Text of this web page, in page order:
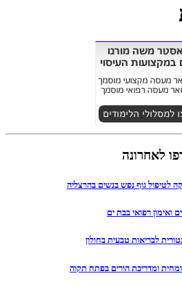
לאחרונה
לטיפול גוף נפש בנשים בהרצליה
ואימון רפואי בבת ים
לבריאות טבעית בחולון
ומדריכת הורים בפתח תקוה